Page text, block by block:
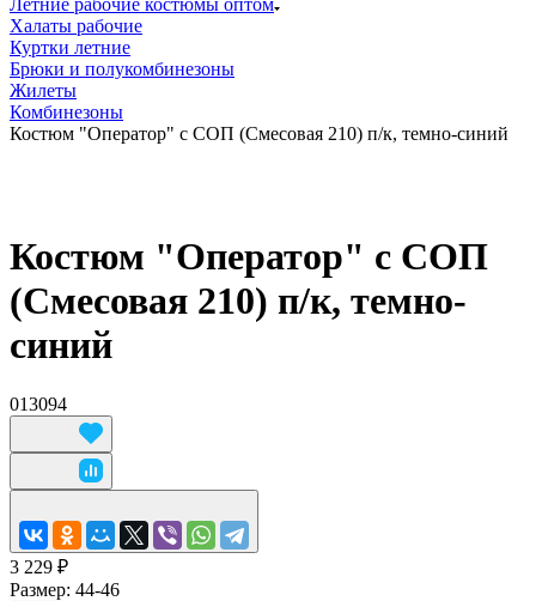
Летние рабочие костюмы оптом
Халаты рабочие
Куртки летние
Брюки и полукомбинезоны
Жилеты
Комбинезоны
Костюм "Оператор" с СОП (Смесовая 210) п/к, темно-синий
Костюм "Оператор" с СОП
(Смесовая 210) п/к, темно-
синий
013094
3 229 ₽
Размер: 44-46